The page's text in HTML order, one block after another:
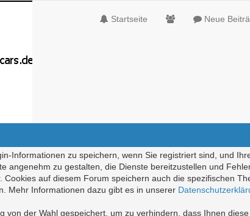
Startseite Neue
Informationen zu speichern, wenn Sie registriert sind, und
angenehm zu gestalten, die Dienste bereitzustellen und
auf diesem Forum speichern auch die spezifischen
Mehr Informationen dazu gibt es in unserer
von der Wahl gespeichert, um zu verhindern, dass Ihnen